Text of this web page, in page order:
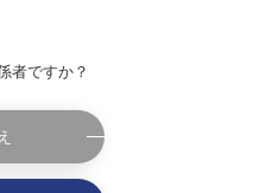
者ですか？